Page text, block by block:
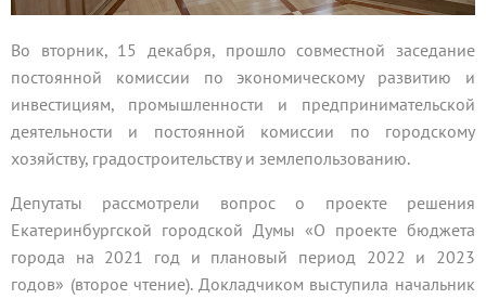
Во вторник, 15 декабря, прошло совместной заседание
постоянной комиссии по экономическому развитию и
инвестициям, промышленности и предпринимательской
деятельности и постоянной комиссии по городскому
хозяйству, градостроительству и землепользованию.
Депутаты рассмотрели вопрос о проекте решения
Екатеринбургской городской Думы «О проекте бюджета
города на 2021 год и плановый период 2022 и 2023
годов» (второе чтение). Докладчиком выступила начальник